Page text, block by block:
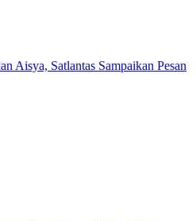
Aisya, Satlantas Sampaikan Pesan